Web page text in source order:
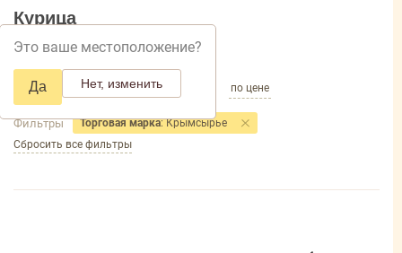
Это ваше местоположение?
Да Нет, изменить
Курица
Добавить фильтр товаров
по популярности по названию по цене
Фильтры Торговая марка: Крымсырье
Сбросить все фильтры